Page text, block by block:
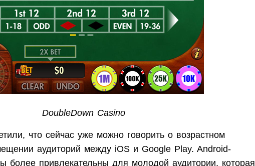
DoubleDown Casino
что сейчас уже можно говорить о возрастном
аудиторий между iOS и Google Play. Android-
более привлекательны для молодой аудитории, которая